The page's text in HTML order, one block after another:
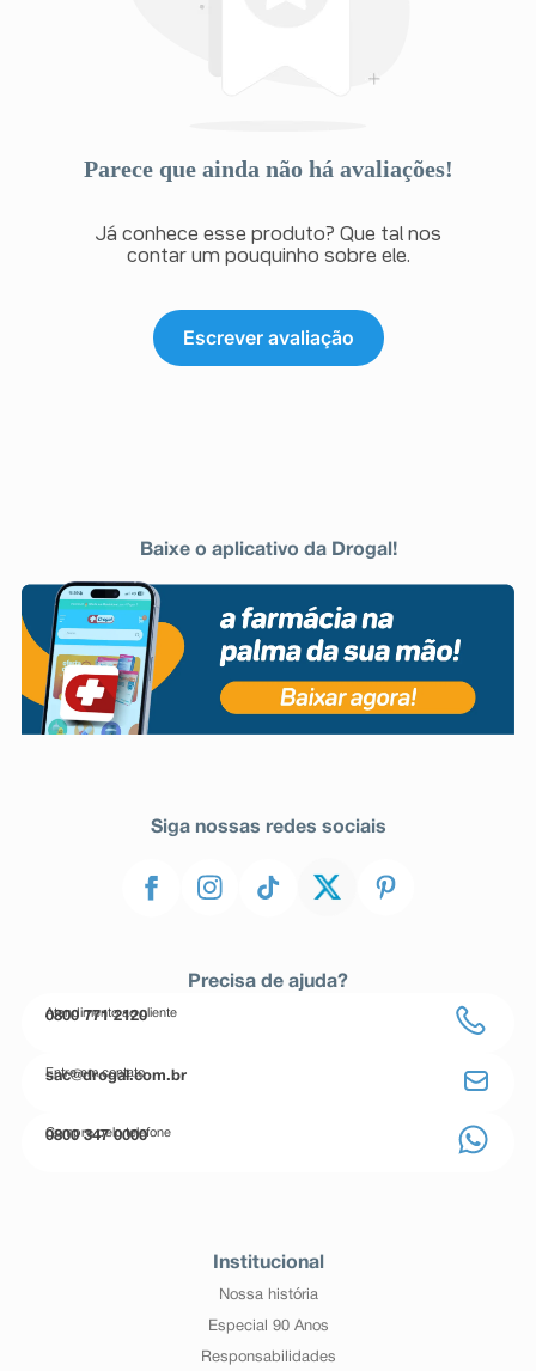
Parece que ainda não há avaliações!
Já conhece esse produto? Que tal nos
contar um pouquinho sobre ele.
Escrever avaliação
Baixe o aplicativo da Drogal!
Siga nossas redes sociais
Precisa de ajuda?
Atendimento ao cliente
0800 771 2120
Entre em contato
sac@drogal.com.br
Compre pelo telefone
0800 347 0000
Institucional
Nossa história
Especial 90 Anos
Responsabilidades